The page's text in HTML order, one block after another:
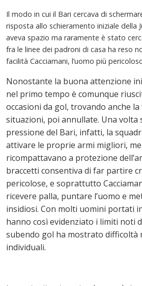
Il modo in cui il Bari cercava di
risposta allo schieramento iniziale della
aveva spazio ma raramente è stato
fra le linee dei padroni di casa ha reso
facilità Cacciamani, l’uomo più
Nonostante la buona attenzione
nel primo tempo è comunque
occasioni da gol, trovando anche
situazioni, poi annullate. Una volta
pressione del Bari, infatti, la
attivare le proprie armi migliori,
ricompattavano a protezione
braccetti consentiva di far partire
pericolose, e soprattutto
ricevere palla, puntare l’uomo e
insidiosi. Con molti uomini portati
hanno così evidenziato i limiti noti
subendo gol ha mostrato difficoltà
individuali.